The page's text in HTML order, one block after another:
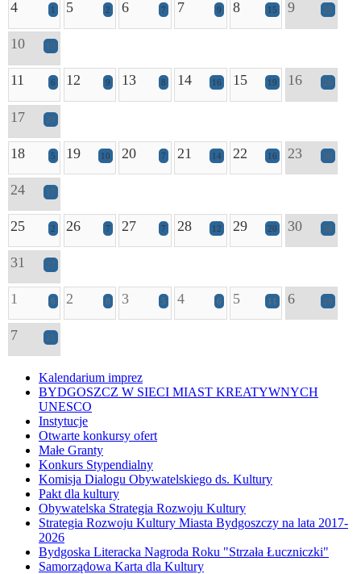
4 1 5 2 6 7 7 9 8 15 9 25
10 19
11 6 12 9 13 8 14 16 15 19 16 28
17 20
18 5 19 10 20 7 21 14 22 16 23 30
24 17
25 2 26 7 27 7 28 12 29 20 30 36
31 27
1 6 2 8 3 5 4 6 5 11 6 29
7 21
Kalendarium imprez
BYDGOSZCZ W SIECI MIAST KREATYWNYCH
UNESCO
Instytucje
Otwarte konkursy ofert
Małe Granty
Konkurs Stypendialny
Komisja Dialogu Obywatelskiego ds. Kultury
Pakt dla kultury
Obywatelska Strategia Rozwoju Kultury
Strategia Rozwoju Kultury Miasta Bydgoszczy na lata 2017-
2026
Bydgoska Literacka Nagroda Roku "Strzała Łuczniczki"
Samorządowa Karta dla Kultury